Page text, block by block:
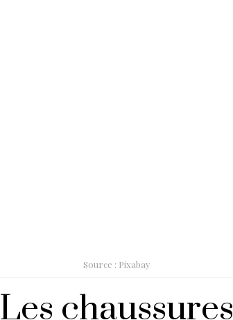
Source : Pixabay
Les chaussures